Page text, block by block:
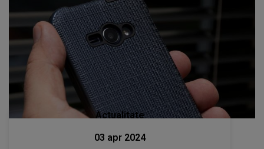
Actualitate
03 apr 2024